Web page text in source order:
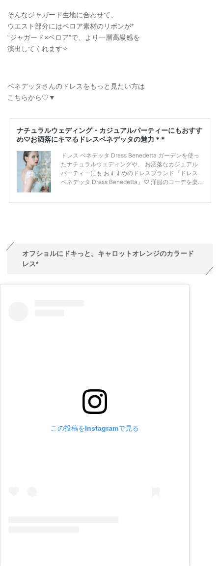
そんなジャガード生地に合わせて、
ウエスト部分にはベロア素材のリボンが*
“ジャガード×ベロア”で、より一層高級感を
演出してくれます✧
ベネデッタさんのドレスをもっと見たい方は
こちらから♡▼
オフショルにドキっと。キャロットオレンジのカラード
レス*
この投稿をInstagramで見る